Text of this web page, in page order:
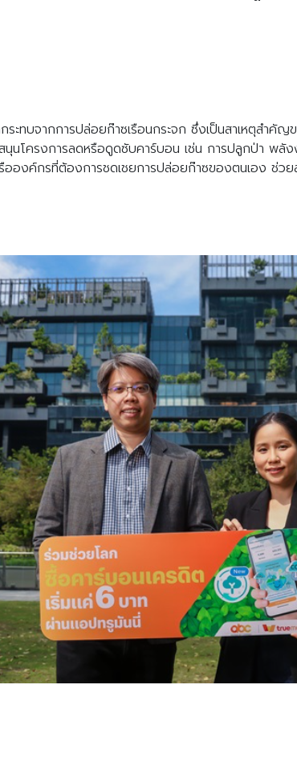
ระทบจากการปล่อยก๊าซเรือนกระจก ซึ่งเป็นสาเหตุสำ
นโครงการลดหรือดูดซับคาร์บอน เช่น การปลูกป่า พลั
อองค์กรที่ต้องการชดเชยการปล่อยก๊าซของตนเอง ช่